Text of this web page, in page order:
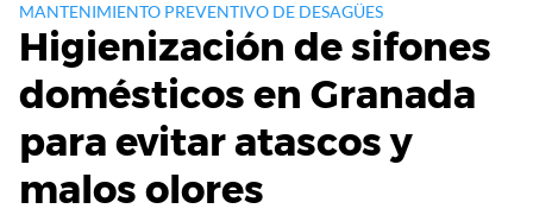
MANTENIMIENTO PREVENTIVO DE DESAGÜES
Higienización de sifones
domésticos en Granada
para evitar atascos y
malos olores